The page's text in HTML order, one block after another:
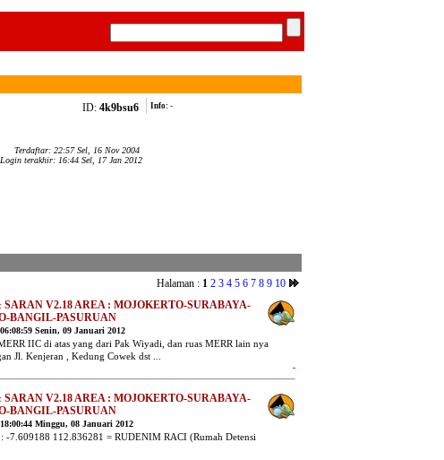
ID: 4k9bsu6
Terdaftar: 22:57 Sel, 16 Nov 2004
Login terakhir: 16:44 Sel, 17 Jan 2012
Info: -